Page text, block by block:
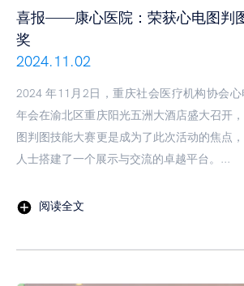
喜报——康心医院：荣获心电图判
奖
2024.11.02
2024 年11月2日，重庆社会医疗机构协会
年会在渝北区重庆阳光五洲大酒店盛大召开
图判图技能大赛更是成为了此次活动的焦点
人士搭建了一个展示与交流的卓越平台。...
阅读全文